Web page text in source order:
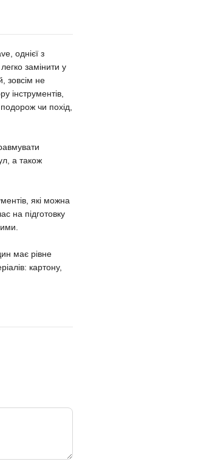
однієї з
замінити у
зовсім не
інструментів,
чи похід,
а також
які можна
на підготовку
має рівне
картону,